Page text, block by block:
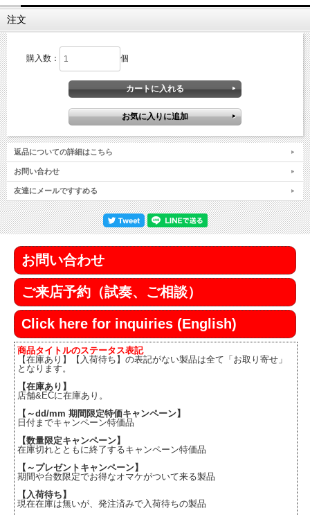
注文
購入数： 個
返品についての詳細はこちら
お問い合わせ
友達にメールですすめる
お問い合わせ
ご来店予約（試奏、ご相談）
Click here for inquiries (English)
商品タイトルのステータス表記
【在庫あり】【入荷待ち】の表記がない製品は全て「お取り寄せ」
となります。
【在庫あり】
店舗&ECに在庫あり。
【～dd/mm 期間限定特価キャンペーン】
日付までキャンペーン特価品
【数量限定キャンペーン】
在庫切れとともに終了するキャンペーン特価品
【～プレゼントキャンペーン】
期間や台数限定でお得なオマケがついて来る製品
【入荷待ち】
現在在庫は無いが、発注済みで入荷待ちの製品